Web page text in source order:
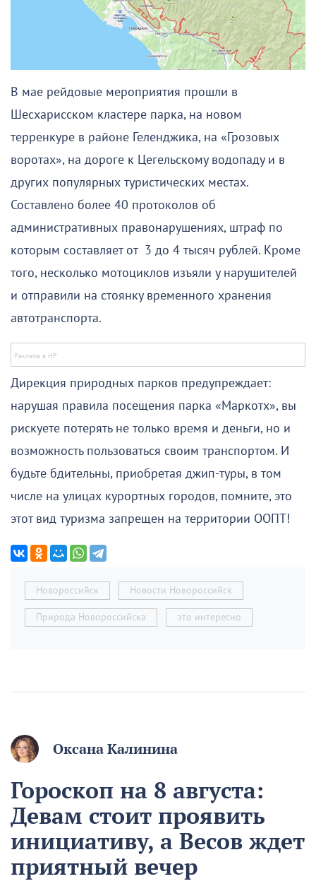
В мае рейдовые мероприятия прошли в
Шесхарисском кластере парка, на новом
терренкуре в районе Геленджика, на «Грозовых
воротах», на дороге к Цегельскому водопаду и в
других популярных туристических местах.
Составлено более 40 протоколов об
административных правонарушениях, штраф по
которым составляет от 3 до 4 тысяч рублей. Кроме
того, несколько мотоциклов изъяли у нарушителей
и отправили на стоянку временного хранения
автотранспорта.
Дирекция природных парков предупреждает:
нарушая правила посещения парка «Маркотх», вы
рискуете потерять не только время и деньги, но и
возможность пользоваться своим транспортом. И
будьте бдительны, приобретая джип-туры, в том
числе на улицах курортных городов, помните, это
этот вид туризма запрещен на территории ООПТ!
Новороссийск Новости Новороссийск
Природа Новороссийска это интересно
Оксана Калинина
Гороскоп на 8 августа:
Девам стоит проявить
инициативу, а Весов ждет
приятный вечер